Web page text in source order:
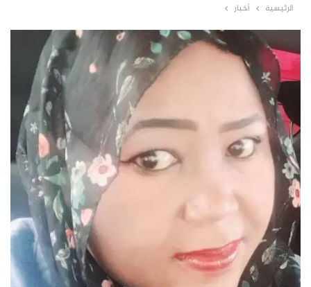
الرئيسية أخبار